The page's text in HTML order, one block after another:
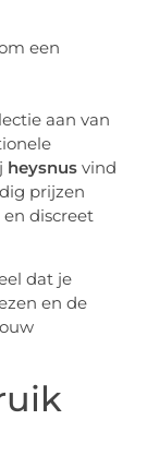
een
aan van
heysnus vind
prijzen
discreet
dat je
en de